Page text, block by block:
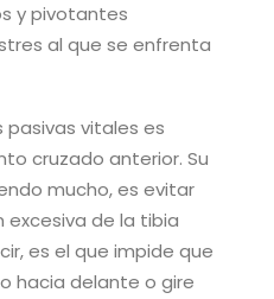
y pivotantes
al que se enfrenta
vitales es
cruzado anterior. Su
mucho, es evitar
excesiva de la tibia
es el que impide que
hacia delante o gire